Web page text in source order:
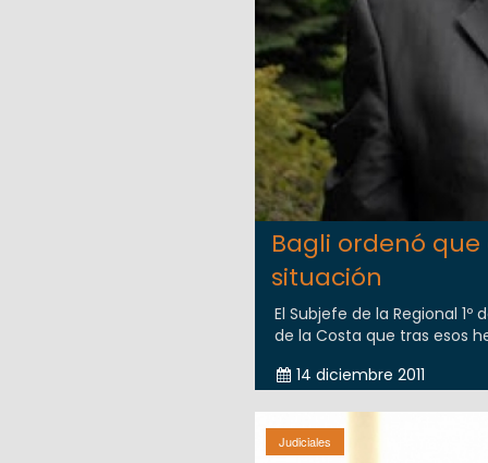
Bagli ordenó
situación
El Subjefe de la Regional
de la Costa que tras esos
14 diciembre 2011
Judiciales